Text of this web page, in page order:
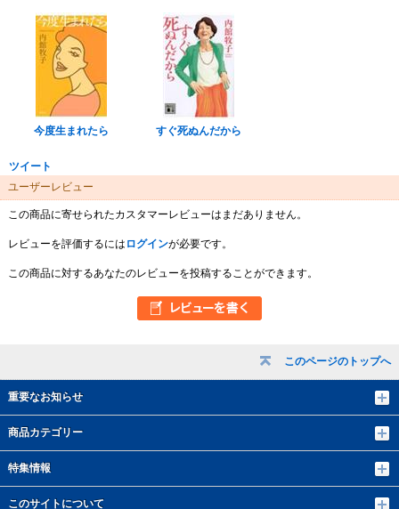
このページのトップへ
重要なお知らせ
商品カテゴリー
特集情報
このサイトについて
今度生まれたら すぐ死ぬんだから
ツイート
ユーザーレビュー
この商品に寄せられたカスタマーレビューはまだありません。
レビューを評価するには ログインが必要です。
この商品に対するあなたのレビューを投稿することができます。